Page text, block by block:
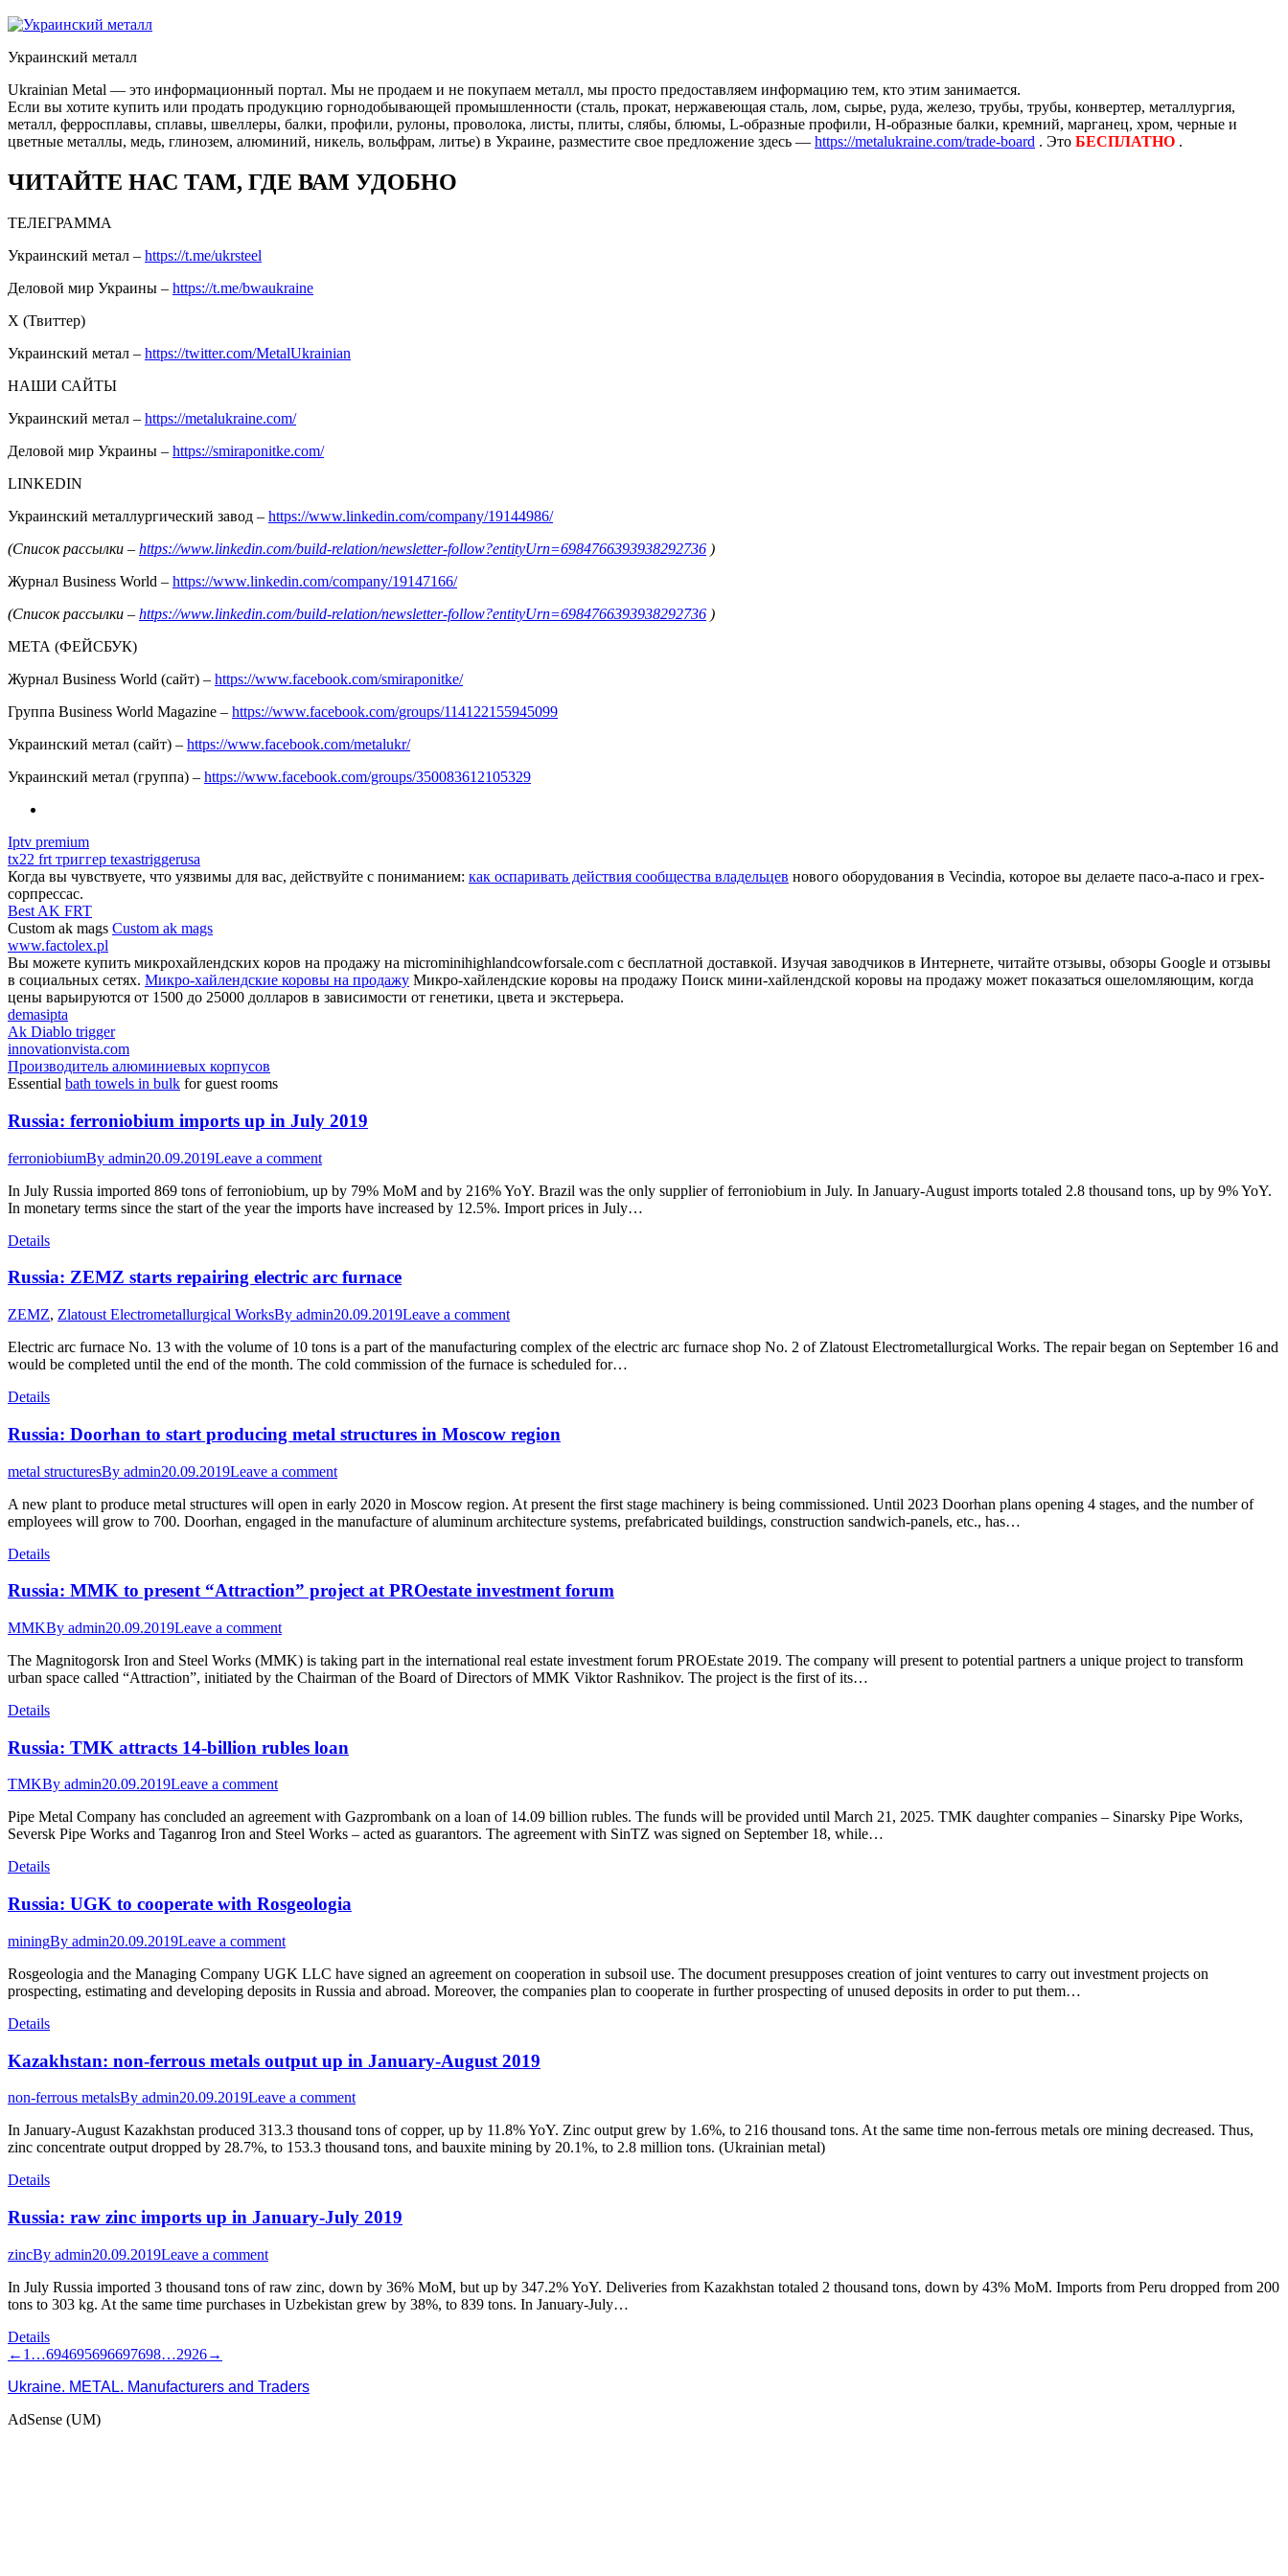
Украинский металл
Ukrainian Metal — это информационный портал. Мы не продаем и не покупаем металл, мы просто предоставляем информацию тем, кто этим занимается.
Если вы хотите купить или продать продукцию горнодобывающей промышленности (сталь, прокат, нержавеющая сталь, лом, сырье, руда, железо, трубы, трубы, конвертер, металлургия,
металл, ферросплавы, сплавы, швеллеры, балки, профили, рулоны, проволока, листы, плиты, слябы, блюмы, L-образные профили, H-образные балки, кремний, марганец, хром, черные и
цветные металлы, медь, глинозем, алюминий, никель, вольфрам, литье) в Украине, разместите свое предложение здесь — https://metalukraine.com/trade-board . Это БЕСПЛАТНО .
ЧИТАЙТЕ НАС ТАМ, ГДЕ ВАМ УДОБНО
ТЕЛЕГРАММА
Украинский метал – https://t.me/ukrsteel
Деловой мир Украины – https://t.me/bwaukraine
Х (Твиттер)
Украинский метал – https://twitter.com/MetalUkrainian
НАШИ САЙТЫ
Украинский метал – https://metalukraine.com/
Деловой мир Украины – https://smiraponitke.com/
LINKEDIN
Украинский металлургический завод – https://www.linkedin.com/company/19144986/
(Список рассылки – https://www.linkedin.com/build-relation/newsletter-follow?entityUrn=6984766393938292736 )
Журнал Business World – https://www.linkedin.com/company/19147166/
(Список рассылки – https://www.linkedin.com/build-relation/newsletter-follow?entityUrn=6984766393938292736 )
МЕТА (ФЕЙСБУК)
Журнал Business World (сайт) – https://www.facebook.com/smiraponitke/
Группа Business World Magazine – https://www.facebook.com/groups/114122155945099
Украинский метал (сайт) – https://www.facebook.com/metalukr/
Украинский метал (группа) – https://www.facebook.com/groups/350083612105329
Iptv premium
tx22 frt триггер texastriggerusa
Когда вы чувствуете, что уязвимы для вас, действуйте с пониманием: как оспаривать действия сообщества владельцев нового оборудования в Vecindia, которое вы делаете пасо-а-пасо и грех-
сорпрессас.
Best AK FRT
Custom ak mags Custom ak mags
www.factolex.pl
Вы можете купить микрохайлендских коров на продажу на microminihighlandcowforsale.com с бесплатной доставкой. Изучая заводчиков в Интернете, читайте отзывы, обзоры Google и отзывы
в социальных сетях. Микро-хайлендские коровы на продажу Микро-хайлендские коровы на продажу Поиск мини-хайлендской коровы на продажу может показаться ошеломляющим, когда
цены варьируются от 1500 до 25000 долларов в зависимости от генетики, цвета и экстерьера.
demasipta
Ak Diablo trigger
innovationvista.com
Производитель алюминиевых корпусов
Essential bath towels in bulk for guest rooms
Russia: ferroniobium imports up in July 2019
ferroniobiumBy admin20.09.2019Leave a comment
In July Russia imported 869 tons of ferroniobium, up by 79% MoM and by 216% YoY. Brazil was the only supplier of ferroniobium in July. In January-August imports totaled 2.8 thousand tons, up by 9% YoY.
In monetary terms since the start of the year the imports have increased by 12.5%. Import prices in July…
Details
Russia: ZEMZ starts repairing electric arc furnace
ZEMZ, Zlatoust Electrometallurgical WorksBy admin20.09.2019Leave a comment
Electric arc furnace No. 13 with the volume of 10 tons is a part of the manufacturing complex of the electric arc furnace shop No. 2 of Zlatoust Electrometallurgical Works. The repair began on September 16 and
would be completed until the end of the month. The cold commission of the furnace is scheduled for…
Details
Russia: Doorhan to start producing metal structures in Moscow region
metal structuresBy admin20.09.2019Leave a comment
A new plant to produce metal structures will open in early 2020 in Moscow region. At present the first stage machinery is being commissioned. Until 2023 Doorhan plans opening 4 stages, and the number of
employees will grow to 700. Doorhan, engaged in the manufacture of aluminum architecture systems, prefabricated buildings, construction sandwich-panels, etc., has…
Details
Russia: MMK to present “Attraction” project at PROestate investment forum
MMKBy admin20.09.2019Leave a comment
The Magnitogorsk Iron and Steel Works (MMK) is taking part in the international real estate investment forum PROEstate 2019. The company will present to potential partners a unique project to transform
urban space called “Attraction”, initiated by the Chairman of the Board of Directors of MMK Viktor Rashnikov. The project is the first of its…
Details
Russia: TMK attracts 14-billion rubles loan
TMKBy admin20.09.2019Leave a comment
Pipe Metal Company has concluded an agreement with Gazprombank on a loan of 14.09 billion rubles. The funds will be provided until March 21, 2025. TMK daughter companies – Sinarsky Pipe Works,
Seversk Pipe Works and Taganrog Iron and Steel Works – acted as guarantors. The agreement with SinTZ was signed on September 18, while…
Details
Russia: UGK to cooperate with Rosgeologia
miningBy admin20.09.2019Leave a comment
Rosgeologia and the Managing Company UGK LLC have signed an agreement on cooperation in subsoil use. The document presupposes creation of joint ventures to carry out investment projects on
prospecting, estimating and developing deposits in Russia and abroad. Moreover, the companies plan to cooperate in further prospecting of unused deposits in order to put them…
Details
Kazakhstan: non-ferrous metals output up in January-August 2019
non-ferrous metalsBy admin20.09.2019Leave a comment
In January-August Kazakhstan produced 313.3 thousand tons of copper, up by 11.8% YoY. Zinc output grew by 1.6%, to 216 thousand tons. At the same time non-ferrous metals ore mining decreased. Thus,
zinc concentrate output dropped by 28.7%, to 153.3 thousand tons, and bauxite mining by 20.1%, to 2.8 million tons. (Ukrainian metal)
Details
Russia: raw zinc imports up in January-July 2019
zincBy admin20.09.2019Leave a comment
In July Russia imported 3 thousand tons of raw zinc, down by 36% MoM, but up by 347.2% YoY. Deliveries from Kazakhstan totaled 2 thousand tons, down by 43% MoM. Imports from Peru dropped from 200
tons to 303 kg. At the same time purchases in Uzbekistan grew by 38%, to 839 tons. In January-July…
Details
← 1 …694695696697698…2926→
Ukraine. METAL. Manufacturers and Traders
AdSense (UM)